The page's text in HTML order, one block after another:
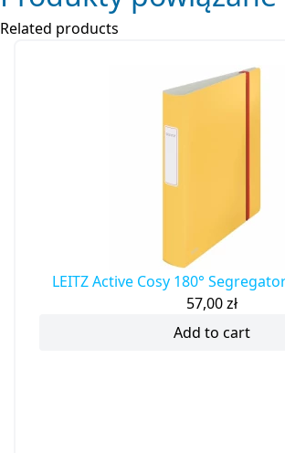
Related products
LEITZ Active Cosy 180°
57,00zł
Add to cart